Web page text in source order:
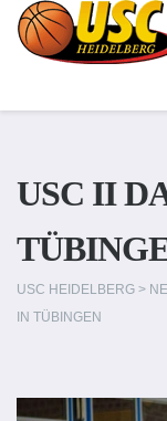
USC II
USC HEIDELBERG >
IN TÜBINGEN